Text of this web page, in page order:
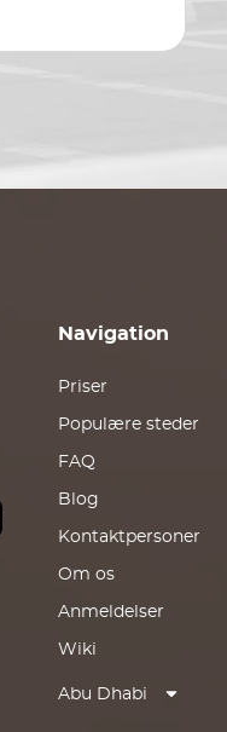
Navigation
Priser
Populære steder
FAQ
Blog
Kontaktpersoner
Om os
Anmeldelser
Wiki
Abu Dhabi